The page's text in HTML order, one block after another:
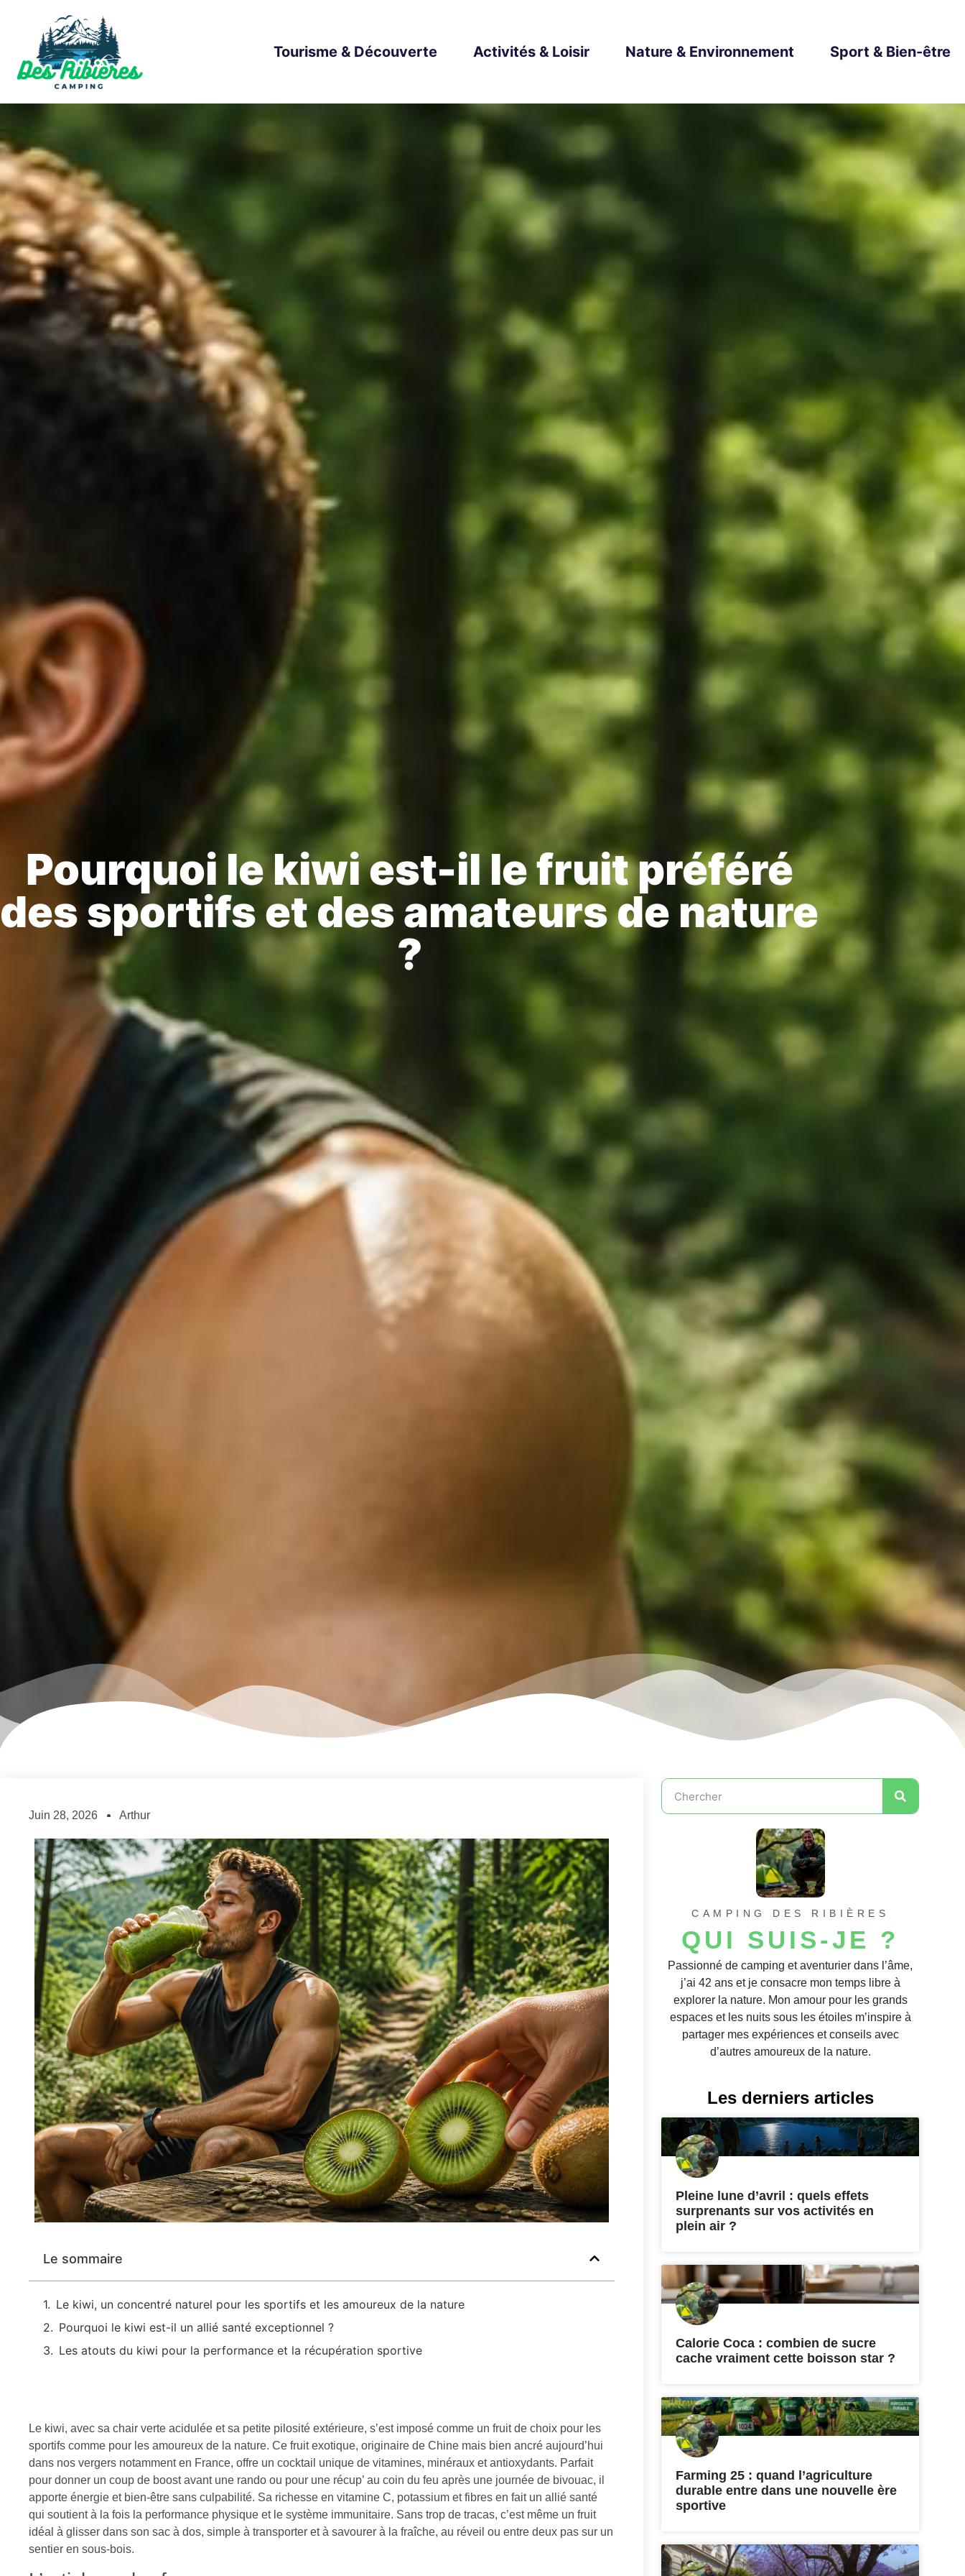
Tourisme & Découverte Activités & Loisir Nature & Environnement Sport & Bien-être
Pourquoi le kiwi est-il le fruit préféré
des sportifs et des amateurs de nature
?
Juin 28, 2026 Arthur
Le sommaire
Le kiwi, un concentré naturel pour les sportifs et les amoureux de la nature
Pourquoi le kiwi est-il un allié santé exceptionnel ?
Les atouts du kiwi pour la performance et la récupération sportive
Le kiwi, avec sa chair verte acidulée et sa petite pilosité extérieure, s’est imposé comme un fruit de choix pour les
sportifs comme pour les amoureux de la nature. Ce fruit exotique, originaire de Chine mais bien ancré aujourd’hui
dans nos vergers notamment en France, offre un cocktail unique de vitamines, minéraux et antioxydants. Parfait
pour donner un coup de boost avant une rando ou pour une récup’ au coin du feu après une journée de bivouac, il
apporte énergie et bien-être sans culpabilité. Sa richesse en vitamine C, potassium et fibres en fait un allié santé
qui soutient à la fois la performance physique et le système immunitaire. Sans trop de tracas, c’est même un fruit
idéal à glisser dans son sac à dos, simple à transporter et à savourer à la fraîche, au réveil ou entre deux pas sur un
sentier en sous-bois.
CAMPING DES RIBIÈRES
QUI SUIS-JE ?
Passionné de camping et aventurier dans l’âme,
j’ai 42 ans et je consacre mon temps libre à
explorer la nature. Mon amour pour les grands
espaces et les nuits sous les étoiles m’inspire à
partager mes expériences et conseils avec
d’autres amoureux de la nature.
Les derniers articles
Pleine lune d’avril : quels effets
surprenants sur vos activités en
plein air ?
Calorie Coca : combien de sucre
cache vraiment cette boisson star ?
Farming 25 : quand l’agriculture
durable entre dans une nouvelle ère
sportive